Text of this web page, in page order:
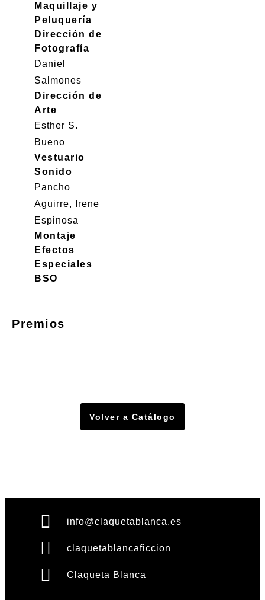
Maquillaje y
Peluquería
Dirección de
Fotografía
Daniel
Salmones
Dirección de
Arte
Esther S.
Bueno
Vestuario
Sonido
Pancho
Aguirre, Irene
Espinosa
Montaje
Efectos
Especiales
BSO
Premios
Volver a Catálogo
info@claquetablanca.es
claquetablancaficcion
Claqueta Blanca